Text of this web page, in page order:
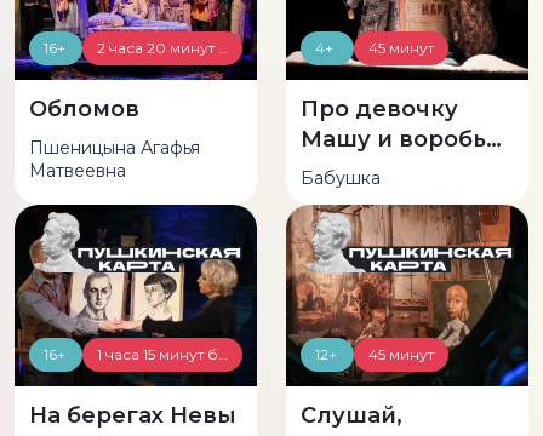
16+
Обломов
Пшеницына Агафья
Матвеевна
4+ 45 минут
Про девочку
Машу и воробья
Пашку
Бабушка
16+
На берегах Невы
12+ 45 минут
Слушай,